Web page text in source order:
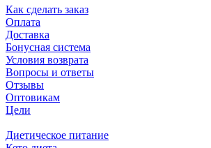
Как сделать заказ
Оплата
Доставка
Бонусная система
Условия возврата
Вопросы и ответы
Отзывы
Оптовикам
Цели
Диетическое питание